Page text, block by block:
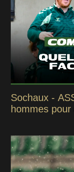
Sochaux -
hommes